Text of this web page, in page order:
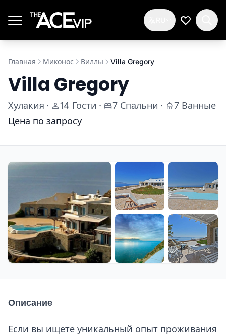
Мой
Главная Миконос Виллы Villa Gregory
Villa Gregory
Хулакия · 14 Гости · 7 Спальни ·
7 Ванные
Цена по запросу
Описание
Если вы ищете уникальный опыт проживания